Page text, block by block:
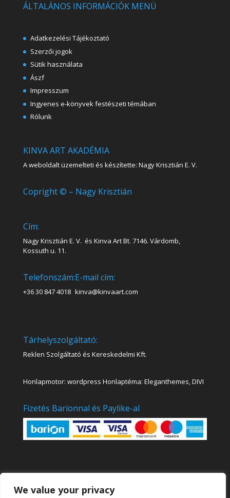
We value your privacy
ÁLTALÁNOS INFORMÁCIÓK MENÜ
Adatkezelési Tájékoztató
Szerzői jogok
Sütik használata
Ászf
Impresszum
Ingyenes e-könyvek festészeti témában
Rólunk
KINVA ART AKADÉMIA
A weboldalt üzemelteti és készítette: Nagy Krisztián E. V.
Copright © – Nagy Krisztián
Cím:
Nagy Krisztián E. V. és Kinva Art Bt. 7146. Várdomb,
Kossuth u. 11.
Telefonszám:
+36 30 847 4018
E-mail cím:
kinva@kinvaart.com
Tárhelyszolgáltató:
Reklen Szolgáltató és Kereskedelmi Kft.
Honlapmotor: wordpress Honlaptéma: Eleganthemes, DIVI
Fizetés Barionnal és Paylike-al